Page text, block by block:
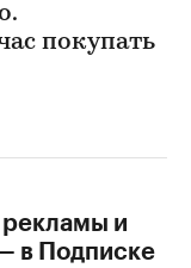
покупать
рекламы и
в Подписке